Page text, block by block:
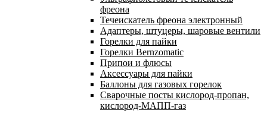
фреона
Течеискатель фреона электронный
Адаптеры, штуцеры, шаровые вентили
Горелки для пайки
Горелки Bernzomatic
Припои и флюсы
Аксессуары для пайки
Баллоны для газовых горелок
Сварочные посты кислород-пропан,
кислород-МАПП-газ